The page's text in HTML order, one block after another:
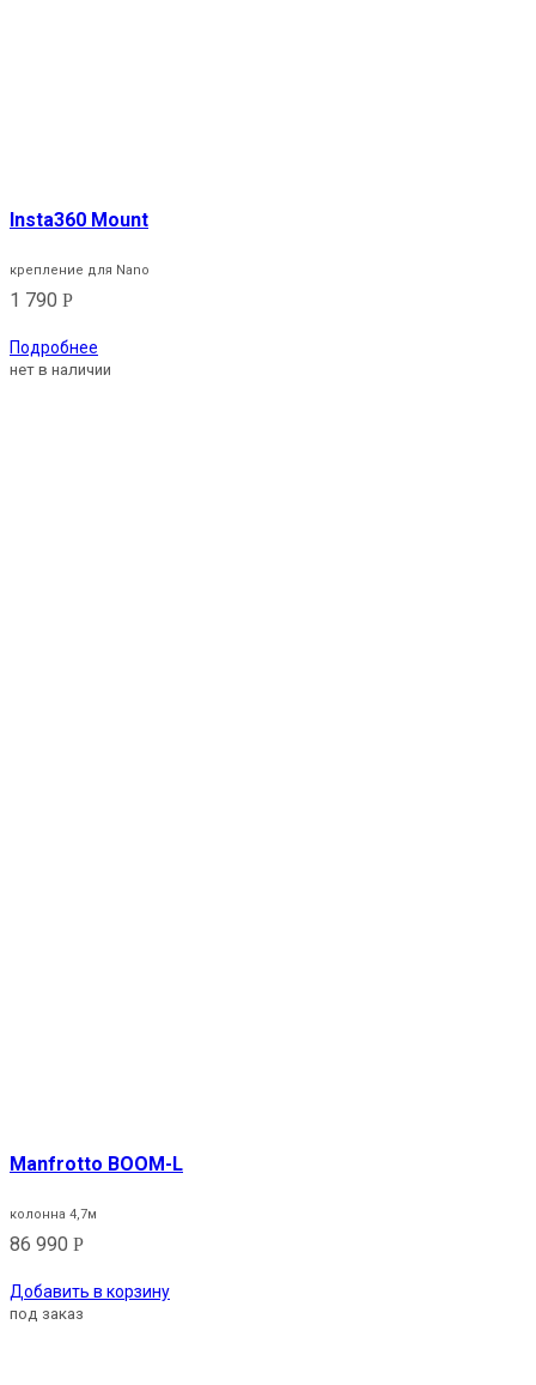
Insta360 Mount
крепление для Nano
1 790 Р
Подробнее
нет в наличии
Manfrotto BOOM-L
колонна 4,7м
86 990 Р
Добавить в корзину
под заказ